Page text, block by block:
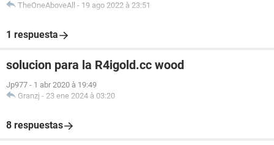
TheOneAboveAll - 19 ago 2022 à 23:51
1 respuesta
solucion para la R4igold.cc wood
Jp977 - 1 abr 2020 à 19:49
Granzj - 23 ene 2024 à 03:20
8 respuestas